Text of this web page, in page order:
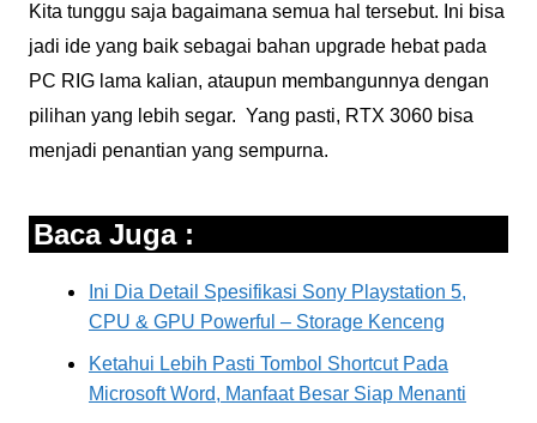
Kita tunggu saja bagaimana semua hal tersebut. Ini bisa
jadi ide yang baik sebagai bahan upgrade hebat pada
PC RIG lama kalian, ataupun membangunnya dengan
pilihan yang lebih segar. Yang pasti, RTX 3060 bisa
menjadi penantian yang sempurna.
Baca Juga :
Ini Dia Detail Spesifikasi Sony Playstation 5,
CPU & GPU Powerful – Storage Kenceng
Ketahui Lebih Pasti Tombol Shortcut Pada
Microsoft Word, Manfaat Besar Siap Menanti